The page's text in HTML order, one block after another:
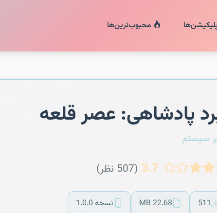
محبوب‌ترین‌ها
پادشاهی: عصر قلعه‌
سیستم
3.7 (507 نظر)
511
22.68 MB نسخه 1.0.0